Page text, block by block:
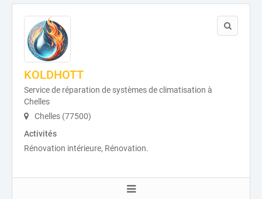
KOLDHOTT
Service de réparation de systèmes de climatisation à
Chelles
Chelles (77500)
Activités
Rénovation intérieure, Rénovation.